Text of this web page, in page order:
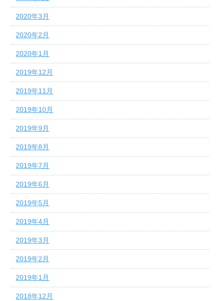
2020年3月
2020年2月
2020年1月
2019年12月
2019年11月
2019年10月
2019年9月
2019年8月
2019年7月
2019年6月
2019年5月
2019年4月
2019年3月
2019年2月
2019年1月
2018年12月